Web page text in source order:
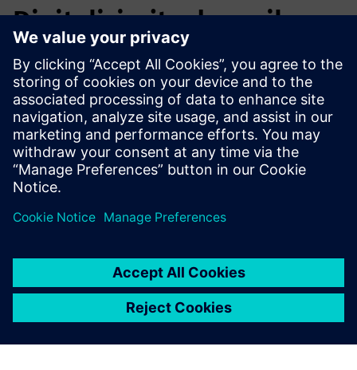
Digitalizirajte dnevnike
Naš elektronički dnevnik zamjenjuje rukom napisane unose
digitalnim, sigurnim za reviziju, potpuno GMP
kompatibilnim rješenjem. To čini procese učinkovitijim,
transparentnijim i uvijek spremnijim za reviziju. FL-
eLogBook se može precizno prilagoditi potrebama svakog
kupca.